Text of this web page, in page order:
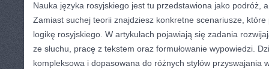
Nauka języka rosyjskiego jest tu przedstawiona jako podróż,
Zamiast suchej teorii znajdziesz konkretne scenariusze,
logikę rosyjskiego. W artykułach pojawiają się zadania
ze słuchu, pracę z tekstem oraz formułowanie wypowiedzi.
kompleksowa i dopasowana do różnych stylów przyswajania